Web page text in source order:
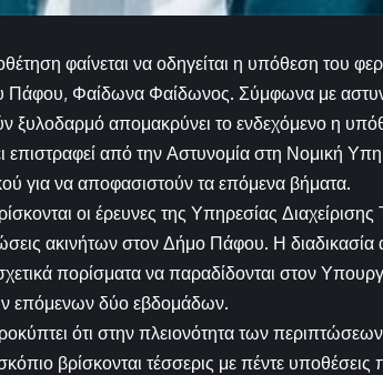
φαίνεται να οδηγείται η υπόθεση του
Πάφου, Φαίδωνα Φαίδωνος. Σύμφωνα με
ξυλοδαρμό απομακρύνει το ενδεχόμενο η
επιστραφεί από την Αστυνομία στη Νομική
για να αποφασιστούν τα επόμενα βήματα.
οι έρευνες της Υπηρεσίας
ακινήτων στον Δήμο Πάφου. Η διαδικασία
πορίσματα να παραδίδονται στον
επόμενων δύο εβδομάδων.
ότι στην πλειονότητα των περιπτώσεων
βρίσκονται τέσσερις με πέντε